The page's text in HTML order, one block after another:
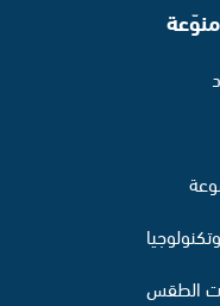
منوّعة
الطقس